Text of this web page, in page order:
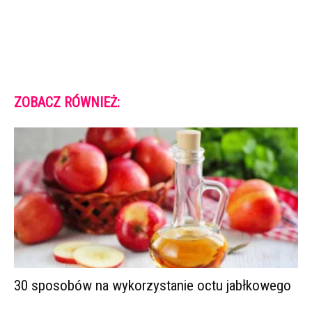
ZOBACZ RÓWNIEŻ:
30 sposobów na wykorzystanie octu jabłkowego